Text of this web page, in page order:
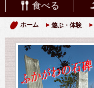
食べる
ホーム 遊ぶ・体験